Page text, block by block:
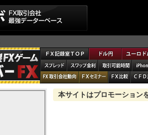
本サイトはプロモーション